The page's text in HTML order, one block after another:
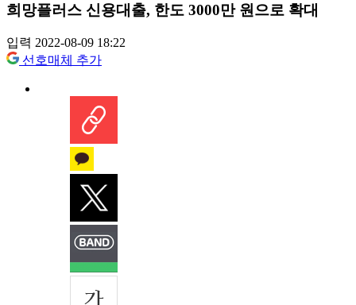
희망플러스 신용대출, 한도 3000만 원으로 확대
입력 2022-08-09 18:22
선호매체 추가